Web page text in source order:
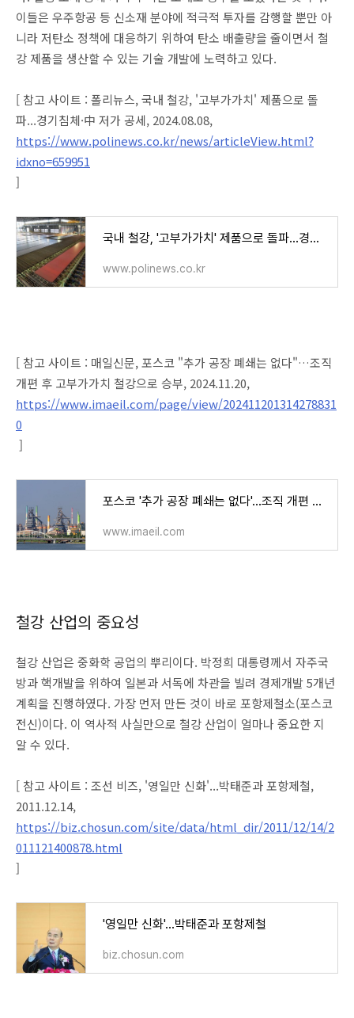
이들은 우주항공 등 신소재 분야에 적극적 투자를 감행할 뿐만 아
니라 저탄소 정책에 대응하기 위하여 탄소 배출량을 줄이면서 철
강 제품을 생산할 수 있는 기술 개발에 노력하고 있다.
[ 참고 사이트 : 폴리뉴스, 국내 철강, '고부가가치' 제품으로 돌
파...경기침체·中 저가 공세, 2024.08.08,
https://www.polinews.co.kr/news/articleView.html?
idxno=659951
]
국내 철강, '고부가가치' 제품으로 돌파...경기침체·中 저가 공세 - 폴리뉴스 Polinews
www.polinews.co.kr
[ 참고 사이트 : 매일신문, 포스코 "추가 공장 폐쇄는 없다"…조직
개편 후 고부가가치 철강으로 승부, 2024.11.20,
https://www.imaeil.com/page/view/202411201314278831
0
]
포스코 '추가 공장 폐쇄는 없다'…조직 개편 후 고부가가치 철강으로 승부
www.imaeil.com
철강 산업의 중요성
철강 산업은 중화학 공업의 뿌리이다. 박정희 대통령께서 자주국
방과 핵개발을 위하여 일본과 서독에 차관을 빌려 경제개발 5개년
계획을 진행하였다. 가장 먼저 만든 것이 바로 포항제철소(포스코
전신)이다. 이 역사적 사실만으로 철강 산업이 얼마나 중요한 지
알 수 있다.
[ 참고 사이트 : 조선 비즈, '영일만 신화'...박태준과 포항제철,
2011.12.14,
https://biz.chosun.com/site/data/html_dir/2011/12/14/2
011121400878.html
]
'영일만 신화'...박태준과 포항제철
biz.chosun.com